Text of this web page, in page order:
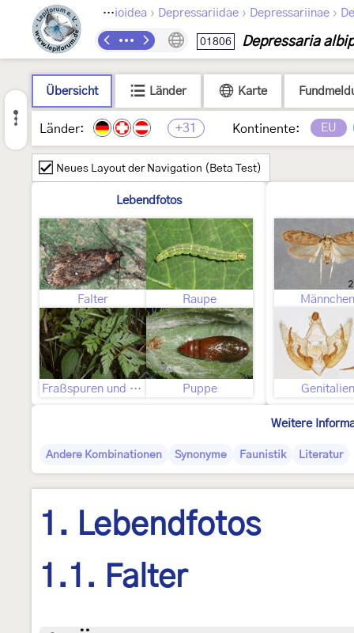
Lepidoptera› Gelechioidea › Depressariidae › Depressariinae ›
01806 Depressaria
Übersicht Länder Karte
Länder: +31 Kontinente: EU
Neues Layout der Navigation (Beta Test)
Lebendfotos
Falter Raupe
Fraßspuren und Befallsbild Puppe
Männchen
Genitalien
Weitere
Andere Kombinationen Synonyme Faunistik Literatur
1. Lebendfotos
1.1. Falter